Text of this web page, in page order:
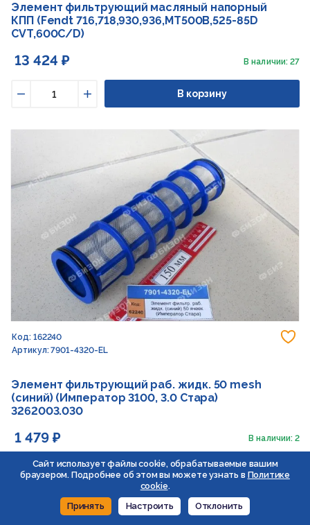
Элемент фильтрующий масляный напорный
КПП (Fendt 716,718,930,936,MT500B,525-85D
CVT,600C/D)
13 424 ₽ В наличии: 27
Увеличить
В корзину
Код: 162240
Артикул: 7901-4320-EL
Элемент фильтрующий раб. жидк. 50 mesh
(синий) (Император 3100, 3.0 Стара)
3262003.030
1 479 ₽ В наличии: 2
Уменьшить Увеличить
В корзину
Сайт использует файлы cookie, обрабатываемые вашим
браузером. Подробнее об этом вы можете узнать в Политике
cookie.
Принять
Настроить Отклонить